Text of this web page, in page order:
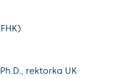
rektorka UK